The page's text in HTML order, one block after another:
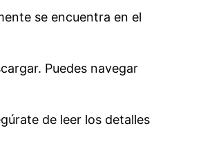
se encuentra en el
Puedes navegar
de leer los detalles